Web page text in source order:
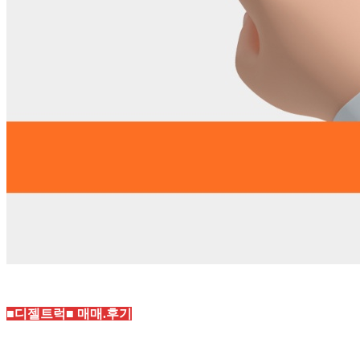
■디젤트럭■ 매매.후기